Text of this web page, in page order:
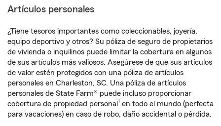
Artículos personales
¿Tiene tesoros importantes como coleccionables, joyería,
equipo deportivo y otros? Su póliza de seguro de propietarios
de vivienda o inquilinos puede limitar la cobertura en algunos
de sus artículos más valiosos. Asegúrese de que sus artículos
de valor estén protegidos con una póliza de artículos
personales en Charleston, SC. Una póliza de artículos
personales de State Farm® puede incluso proporcionar
cobertura de propiedad personal 1 en todo el mundo (perfecta
para vacaciones) en caso de robo, daño accidental o pérdida.